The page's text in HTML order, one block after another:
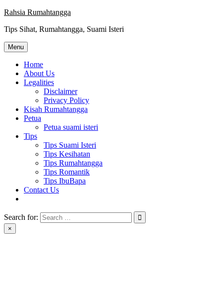
Skip
content
Rahsia Rumahtangga
Tips Sihat, Rumahtangga, Suami Isteri
Menu
Home
About Us
Legalities
Disclaimer
Privacy Policy
Kisah Rumahtangga
Petua
Petua suami isteri
Tips
Tips Suami Isteri
Tips Kesihatan
Tips Rumahtangga
Tips Romantik
Tips IbuBapa
Contact Us
Search for:
×